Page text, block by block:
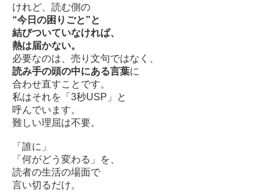
けれど、読む側の
“今日の困りごと”と
結びついていなければ、
熱は届かない。
必要なのは、売り文句ではなく、
読み手の頭の中にある言葉に
合わせ直すことです。
私はそれを「3秒USP」と
呼んでいます。
難しい理屈は不要。
「誰に」
「何がどう変わる」を、
読者の生活の場面で
言い切るだけ。